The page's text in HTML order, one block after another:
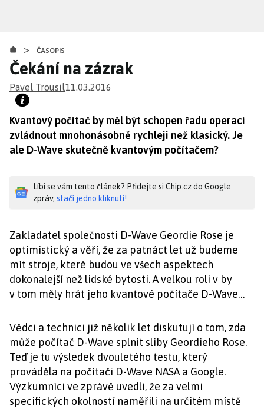
obsahu
> ČASOPIS
Čekání na zázrak
Pavel Trousil11.03.2016
Kvantový počítač by měl být schopen řadu operací
zvládnout mnohonásobně rychleji než klasický. Je
ale D-Wave skutečně kvantovým počítačem?
Líbí se vám tento článek? Přidejte si Chip.cz do Google
zpráv, stačí jedno kliknutí!
Zakladatel společnosti D-Wave Geordie Rose je
optimistický a věří, že za patnáct let už budeme
mít stroje, které budou ve všech aspektech
dokonalejší než lidské bytosti. A velkou roli v by
v tom měly hrát jeho kvantové počítače D-Wave…
Vědci a technici již několik let diskutují o tom, zda
může počítač D-Wave splnit sliby Geordieho Rose.
Teď je tu výsledek dvouletého testu, který
prováděla na počítači D-Wave NASA a Google.
Výzkumníci ve zprávě uvedli, že za velmi
specifických okolností naměřili na určitém místě